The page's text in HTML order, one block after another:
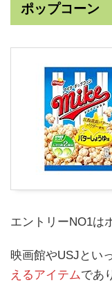
ポップコーン
エントリーNO1は
映画館やUSJとい
えるアイテムであ